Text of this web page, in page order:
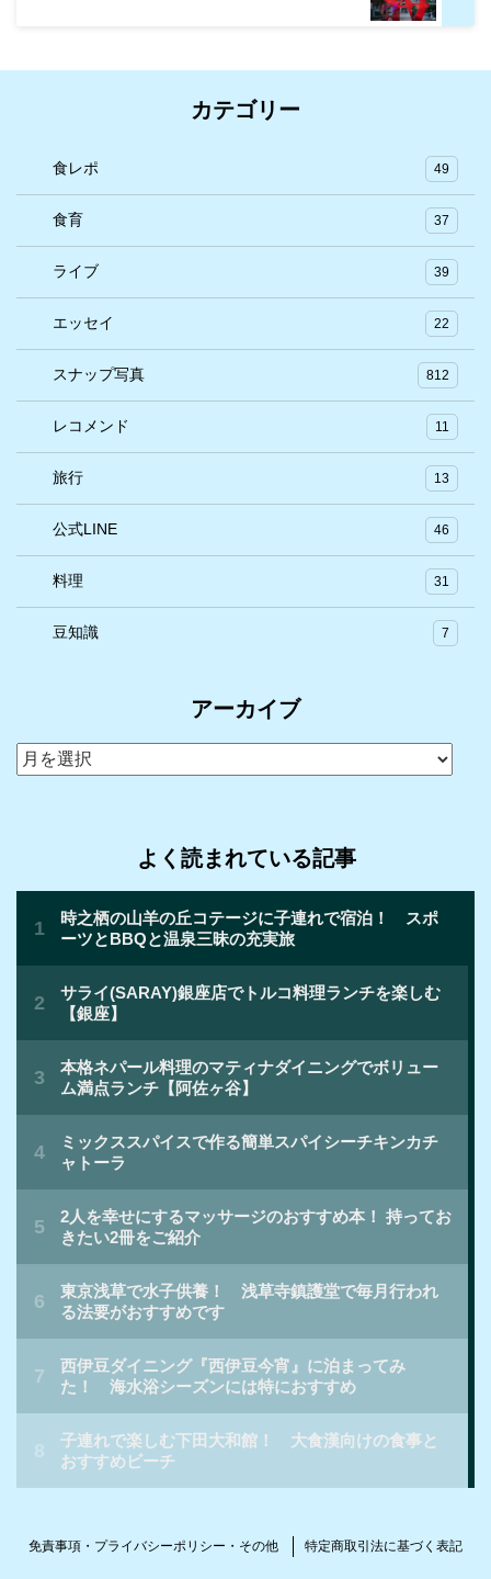
カテゴリー
食レポ 49
食育 37
ライブ 39
エッセイ 22
スナップ写真 812
レコメンド 11
旅行 13
公式LINE 46
料理 31
豆知識 7
アーカイブ
ア
よく読まれている記事
免責事項・プライバシーポリシー・その他 特定商取引法に基づく表記